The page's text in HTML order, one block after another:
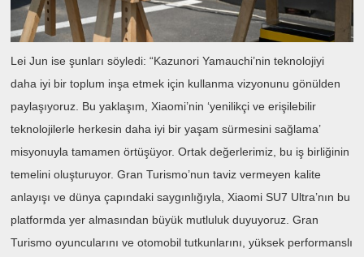
Lei Jun ise şunları söyledi: “Kazunori Yamauchi’nin teknolojiyi
daha iyi bir toplum inşa etmek için kullanma vizyonunu gönülden
paylaşıyoruz. Bu yaklaşım, Xiaomi’nin ‘yenilikçi ve erişilebilir
teknolojilerle herkesin daha iyi bir yaşam sürmesini sağlama’
misyonuyla tamamen örtüşüyor. Ortak değerlerimiz, bu iş birliğinin
temelini oluşturuyor. Gran Turismo’nun taviz vermeyen kalite
anlayışı ve dünya çapındaki saygınlığıyla, Xiaomi SU7 Ultra’nın bu
platformda yer almasından büyük mutluluk duyuyoruz. Gran
Turismo oyuncularını ve otomobil tutkunlarını, yüksek performanslı